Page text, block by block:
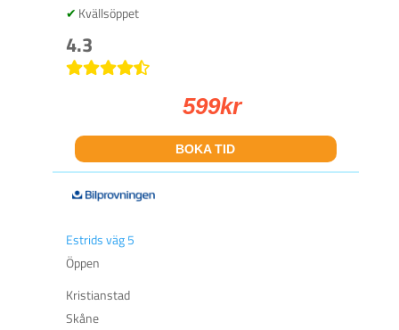
Kvällsöppet
4.3
599kr
BOKA TID
Estrids väg 5
Öppen
Kristianstad
Skåne